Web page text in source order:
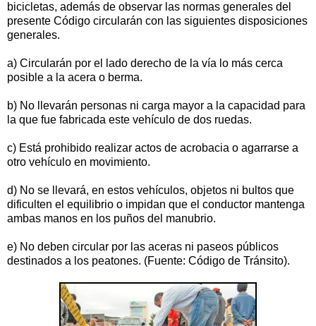
bicicletas, además de observar las normas generales del
presente Código circularán con las siguientes disposiciones
generales.
a) Circularán por el lado derecho de la vía lo más cerca
posible a la acera o berma.
b) No llevarán personas ni carga mayor a la capacidad para
la que fue fabricada este vehículo de dos ruedas.
c) Está prohibido realizar actos de acrobacia o agarrarse a
otro vehículo en movimiento.
d) No se llevará, en estos vehículos, objetos ni bultos que
dificulten el equilibrio o impidan que el conductor mantenga
ambas manos en los puños del manubrio.
e) No deben circular por las aceras ni paseos públicos
destinados a los peatones. (Fuente: Código de Tránsito).